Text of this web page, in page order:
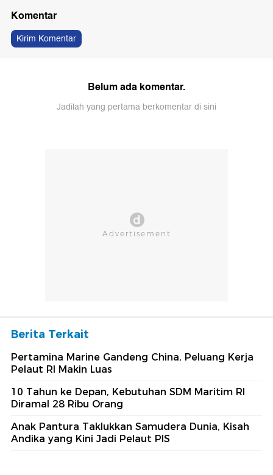
Komentar
Kirim Komentar
Belum ada komentar.
Jadilah yang pertama berkomentar di sini
Berita Terkait
Pertamina Marine Gandeng China, Peluang Kerja
Pelaut RI Makin Luas
10 Tahun ke Depan, Kebutuhan SDM Maritim RI
Diramal 28 Ribu Orang
Anak Pantura Taklukkan Samudera Dunia, Kisah
Andika yang Kini Jadi Pelaut PIS